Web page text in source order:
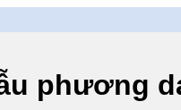
phương